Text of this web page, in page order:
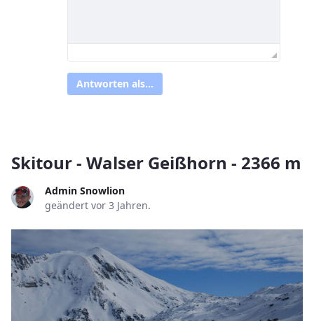
Antworten als...
Skitour - Walser Geißhorn - 2366 m
Admin Snowlion
geändert vor 3 Jahren.